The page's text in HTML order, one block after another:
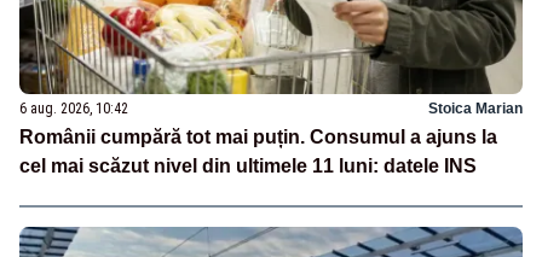
6 aug. 2026, 10:42 Stoica Marian
Românii cumpără tot mai puțin. Consumul a ajuns la
cel mai scăzut nivel din ultimele 11 luni: datele INS